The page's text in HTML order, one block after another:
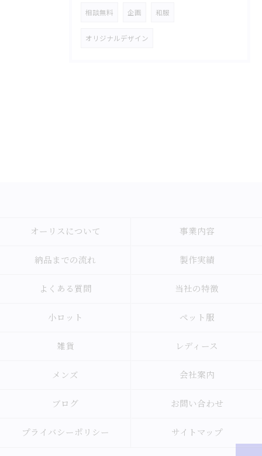
相談無料 企画 和服
オリジナルデザイン
オーリスについて 事業内容
納品までの流れ 製作実績
よくある質問 当社の特徴
小ロット ペット服
雑貨 レディース
メンズ 会社案内
ブログ お問い合わせ
プライバシーポリシー サイトマップ